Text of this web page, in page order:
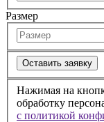
Размер
Оставить заявку
Нажимая на
обработку
с политикой